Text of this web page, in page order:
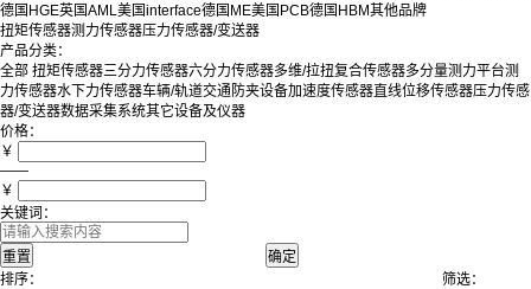
德国HGE英国AML美国interface德国ME美国PCB德国HBM其他品牌
扭矩传感器测力传感器压力传感器/变送器
产品分类：
全部 扭矩传感器三分力传感器六分力传感器多维/拉扭复合传感器多分量测力平台测
力传感器水下力传感器车辆/轨道交通防夹设备加速度传感器直线位移传感器压力传感
器/变送器数据采集系统其它设备及仪器
价格：
￥
——
￥
关键词：
排序：
筛选：